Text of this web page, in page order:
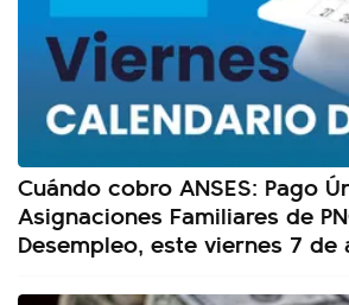
Cuándo cobro ANSES: Pago
Asignaciones Familiares de
Desempleo, este viernes 7 de